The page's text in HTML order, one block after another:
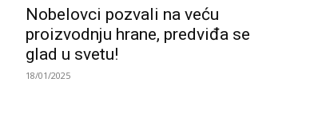
Nobelovci pozvali na veću
proizvodnju hrane, predviđa se
glad u svetu!
18/01/2025